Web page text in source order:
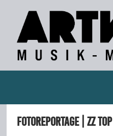
Konzertberichte
Fotoreportage | ZZ Top